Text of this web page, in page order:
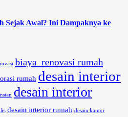
Sejak Awal? Ini Dampaknya ke
biaya renovasi rumah
rumah desain interior
desain interior
desain interior rumah desain kantor